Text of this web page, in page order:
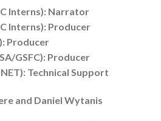
Interns): Narrator
Interns): Producer
Producer
GSFC): Producer
Technical Support
and Daniel Wytanis